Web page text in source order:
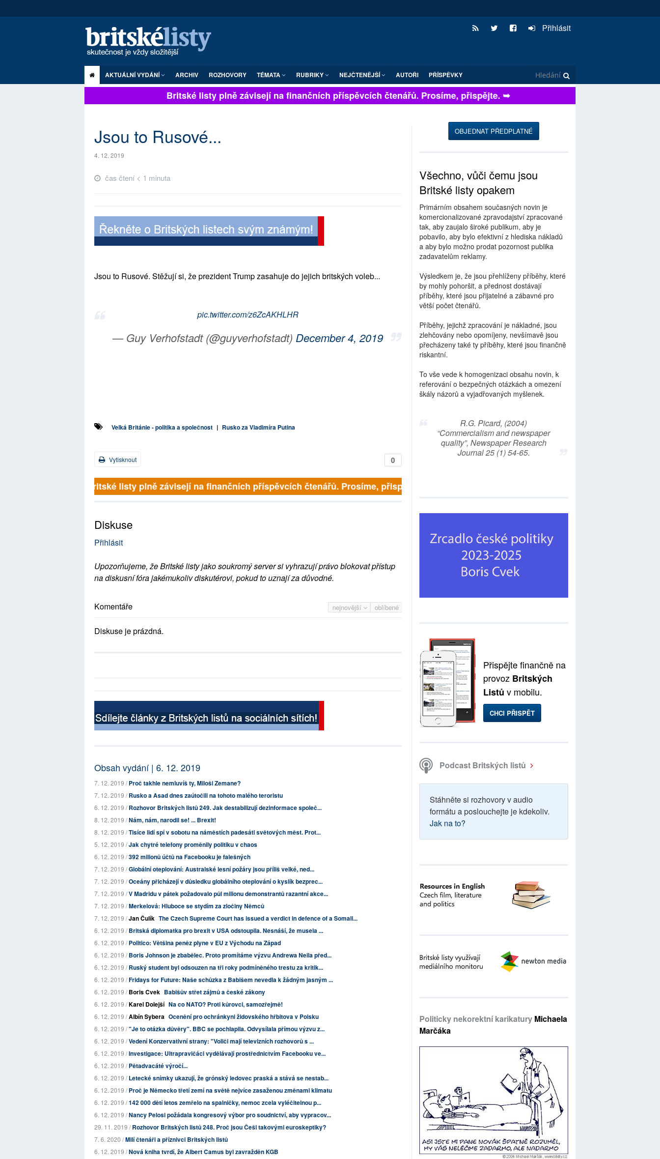
Přihlásit
AKTUÁLNÍ VYDÁNÍ ARCHIV ROZHOVORY TÉMATA RUBRIKY NEJČTENĚJŠÍ AUTOŘI PŘÍSPĚVKY
Britské listy plně závisejí na finančních příspěvcích čtenářů. Prosíme, přispějte. ➥
Jsou to Rusové...
4. 12. 2019
čas čtení < 1 minuta
Jsou to Rusové. Stěžují si, že prezident Trump zasahuje do jejich britských voleb...
pic.twitter.com/z6ZcAKHLHR
— Guy Verhofstadt (@guyverhofstadt) December 4, 2019
Velká Británie - politika a společnost | Rusko za Vladimíra Putina
0
Vytisknout
Britské listy plně závisejí na finančních příspěvcích čtenářů. Prosíme, přispějte. ➥
Diskuse
Přihlásit
Upozorňujeme, že Britské listy jako soukromý server si vyhrazují právo blokovat přístup
na diskusní fóra jakémukoliv diskutérovi, pokud to uznají za důvodné.
nejnovější oblíbené
Komentáře
Diskuse je prázdná.
Obsah vydání | 6. 12. 2019
7. 12. 2019 /Proč takhle nemluvíš ty, Miloši Zemane?
7. 12. 2019 /Rusko a Asad dnes zaútočili na tohoto malého teroristu
6. 12. 2019 /Rozhovor Britských listů 249. Jak destabilizují dezinformace společ...
8. 12. 2019 /Nám, nám, narodil se! ... Brexit!
8. 12. 2019 /Tisíce lidí spí v sobotu na náměstích padesáti světových měst. Prot...
5. 12. 2019 /Jak chytré telefony proměnily politiku v chaos
6. 12. 2019 /392 milionů účtů na Facebooku je falešných
7. 12. 2019 /Globální oteplování: Australské lesní požáry jsou příliš velké, ned...
7. 12. 2019 /Oceány přicházejí v důsledku globálního oteplování o kyslík bezprec...
7. 12. 2019 /V Madridu v pátek požadovalo půl milionu demonstrantů razantní akce...
7. 12. 2019 /Merkelová: Hluboce se stydím za zločiny Němců
7. 12. 2019 /Jan Čulík The Czech Supreme Court has issued a verdict in defence of a Somali...
6. 12. 2019 /Britská diplomatka pro brexit v USA odstoupila. Nesnáší, že musela ...
6. 12. 2019 /Politico: Většina peněz plyne v EU z Východu na Západ
6. 12. 2019 /Boris Johnson je zbabělec. Proto promítáme výzvu Andrewa Neila před...
6. 12. 2019 /Ruský student byl odsouzen na tři roky podmíněného trestu za kritik...
6. 12. 2019 /Fridays for Future: Naše schůzka z Babišem nevedla k žádným jasným ...
6. 12. 2019 /Boris Cvek Babišův střet zájmů a české zákony
6. 12. 2019 /Karel Dolejší Na co NATO? Proti kůrovci, samozřejmě!
6. 12. 2019 /Albín Sybera Ocenění pro ochránkyni židovského hřbitova v Polsku
6. 12. 2019 /"Je to otázka důvěry". BBC se pochlapila. Odvysílala přímou výzvu z...
6. 12. 2019 /Vedení Konzervativní strany: "Voliči mají televizních rozhovorů s ...
6. 12. 2019 /Investigace: Ultrapravičáci vydělávají prostřednictvím Facebooku ve...
6. 12. 2019 /Pětadvacáté výročí...
6. 12. 2019 /Letecké snímky ukazují, že grónský ledovec praská a stává se nestab...
6. 12. 2019 /Proč je Německo třetí zemí na světě nejvíce zasaženou změnami klimatu
6. 12. 2019 /142 000 dětí letos zemřelo na spalničky, nemoc zcela vyléčitelnou p...
6. 12. 2019 /Nancy Pelosi požádala kongresový výbor pro soudnictví, aby vypracov...
29. 11. 2019 /Rozhovor Britských listů 248. Proč jsou Češi takovými euroskeptiky?
7. 6. 2020 /Milí čtenáři a příznivci Britských listů
6. 12. 2019 /Nová kniha tvrdí, že Albert Camus byl zavražděn KGB
OBJEDNAT PŘEDPLATNÉ
Všechno, vůči čemu jsou
Britské listy opakem
Primárním obsahem současných novin je
komercionalizované zpravodajství zpracované
tak, aby zaujalo široké publikum, aby je
pobavilo, aby bylo efektivní z hlediska nákladů
a aby bylo možno prodat pozornost publika
zadavatelům reklamy.
Výsledkem je, že jsou přehlíženy příběhy, které
by mohly pohoršit, a přednost dostávají
příběhy, které jsou přijatelné a zábavné pro
větší počet čtenářů.
Příběhy, jejichž zpracování je nákladné, jsou
zlehčovány nebo opomíjeny, nevšímavě jsou
přecházeny také ty příběhy, které jsou finančně
riskantní.
To vše vede k homogenizaci obsahu novin, k
referování o bezpečných otázkách a omezení
škály názorů a vyjadřovaných myšlenek.
R.G. Picard, (2004)
“Commercialism and newspaper
quality”, Newspaper Research
Journal 25 (1) 54-65.
Přispějte finančně na
provoz Britských
Listů v mobilu.
CHCI PŘISPĚT
Podcast Britských listů
Stáhněte si rozhovory v audio
formátu a poslouchejte je kdekoliv.
Jak na to?
Politicky nekorektní karikatury Michaela
Marčáka